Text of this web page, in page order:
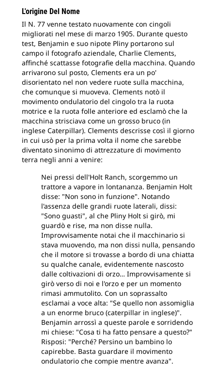
L'origine Del Nome
Il N. 77 venne testato nuovamente con cingoli
migliorati nel mese di marzo 1905. Durante questo
test, Benjamin e suo nipote Pliny portarono sul
campo il fotografo aziendale, Charlie Clements,
affinché scattasse fotografie della macchina. Quando
arrivarono sul posto, Clements era un po'
disorientato nel non vedere ruote sulla macchina,
che comunque si muoveva. Clements notò il
movimento ondulatorio del cingolo tra la ruota
motrice e la ruota folle anteriore ed esclamò che la
macchina strisciava come un grosso bruco (in
inglese Caterpillar). Clements descrisse così il giorno
in cui usò per la prima volta il nome che sarebbe
diventato sinonimo di attrezzature di movimento
terra negli anni a venire:
Nei pressi dell'Holt Ranch, scorgemmo un
trattore a vapore in lontananza. Benjamin Holt
disse: "Non sono in funzione". Notando
l'assenza delle grandi ruote laterali, dissi:
"Sono guasti", al che Pliny Holt si girò, mi
guardò e rise, ma non disse nulla.
Improvvisamente notai che il macchinario si
stava muovendo, ma non dissi nulla, pensando
che il motore si trovasse a bordo di una chiatta
su qualche canale, evidentemente nascosto
dalle coltivazioni di orzo… Improvvisamente si
girò verso di noi e l'orzo e per un momento
rimasi ammutolito. Con un soprassalto
esclamai a voce alta: "Se quello non assomiglia
a un enorme bruco (caterpillar in inglese)".
Benjamin arrossì a queste parole e sorridendo
mi chiese: "Cosa ti ha fatto pensare a questo?"
Risposi: "Perché? Persino un bambino lo
capirebbe. Basta guardare il movimento
ondulatorio che compie mentre avanza".